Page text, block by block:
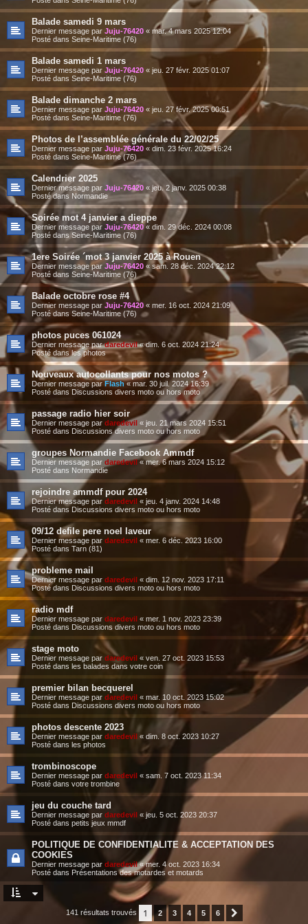
Balade samedi 9 mars
Dernier message par Juju-76420 « mar. 4 mars 2025 12:04
Posté dans Seine-Maritime (76)
Balade samedi 1 mars
Dernier message par Juju-76420 « jeu. 27 févr. 2025 01:07
Posté dans Seine-Maritime (76)
Balade dimanche 2 mars
Dernier message par Juju-76420 « jeu. 27 févr. 2025 00:51
Posté dans Seine-Maritime (76)
Photos de l’assemblée générale du 22/02/25
Dernier message par Juju-76420 « dim. 23 févr. 2025 16:24
Posté dans Seine-Maritime (76)
Calendrier 2025
Dernier message par Juju-76420 « jeu. 2 janv. 2025 00:38
Posté dans Normandie
Soirée mot 4 janvier a dieppe
Dernier message par Juju-76420« dim. 29 déc. 2024 00:08
Posté dansSeine-Maritime (76)
1ere Soirée ´mot 3 janvier 2025 à Rouen
Dernier message par Juju-76420 «sam. 28 déc. 2024 22:12
Posté dans Seine-Maritime (76)
Balade octobre rose #4
Dernier message par Juju-76420 « mer. 16 oct. 2024 21:09
Posté dans Seine-Maritime (76)
photos puces 061024
Dernier message pardaredevil«dim. 6 oct. 2024 21:24
Posté dans les photos
Nouveaux autocollants pour nos motos ?
Dernier message parFlash«mar. 30 juil. 2024 16:39
Posté dans Discussions divers moto ou hors moto
passage radio hier soir
Dernier message par daredevil « jeu. 21 mars 2024 15:51
Posté dans Discussions divers moto ou hors moto
groupes Normandie Facebook Ammdf
Dernier message par daredevil«mer. 6 mars 2024 15:12
Posté dans Normandie
rejoindre ammdf pour 2024
Dernier message par daredevil « jeu. 4 janv. 2024 14:48
Posté dans Discussions divers moto ou hors moto
09/12 defile pere noel laveur
Dernier message par daredevil « mer. 6 déc. 2023 16:00
Posté dans Tarn (81)
probleme mail
Dernier message par daredevil « dim. 12 nov. 2023 17:11
Posté dans Discussions divers moto ou hors moto
radio mdf
Dernier message par daredevil « mer. 1 nov. 2023 23:39
Posté dans Discussions divers moto ou hors moto
stage moto
Dernier message par daredevil « ven. 27 oct. 2023 15:53
Posté dans les balades dans votre coin
premier bilan becquerel
Dernier message par daredevil « mar. 10 oct. 2023 15:02
Posté dans Discussions divers moto ou hors moto
photos descente 2023
Dernier message par daredevil « dim. 8 oct. 2023 10:27
Posté dans les photos
trombinoscope
Dernier message par daredevil « sam. 7 oct. 2023 11:34
Posté dans votre trombine
jeu du couche tard
Dernier message par daredevil « jeu. 5 oct. 2023 20:37
Posté dans petits jeux mmdf
POLITIQUE DE CONFIDENTIALITE & ACCEPTATION DES
COOKIES
Dernier message par daredevil«mer. 4 oct. 2023 16:34
Posté dans Présentations des motardes et motards
141 résultats trouvés 1 2 3 4 5 6